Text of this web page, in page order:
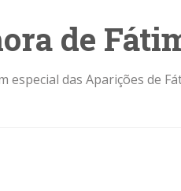
de
especial das Aparições de